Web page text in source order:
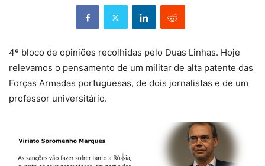
4º bloco de opiniões recolhidas pelo Duas Linhas. Hoje
relevamos o pensamento de um militar de alta patente das
Forças Armadas portuguesas, de dois jornalistas e de um
professor universitário.